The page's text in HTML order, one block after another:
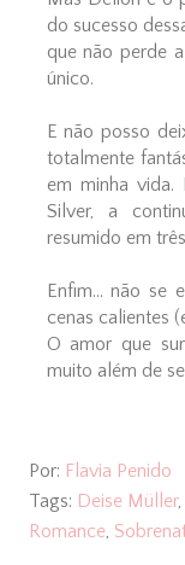
do sucesso
que não perde
único.
E não posso
totalmente
em minha vida.
Silver, a
resumido em
Enfim... não se
cenas calientes
O amor que
muito além de
Por: Flavia Penido
Tags: Deise Müller,
Romance,